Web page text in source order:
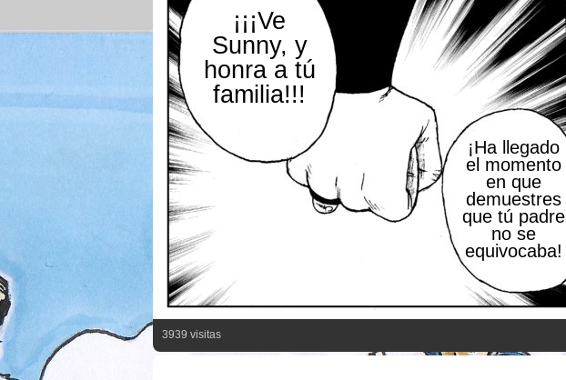
¡¡¡Ve
Sunny, y
honra a tú
familia!!!
¡Ha llegado
el momento
en que
demuestres
que tú padre
no se
equivocaba!
3939 visitas